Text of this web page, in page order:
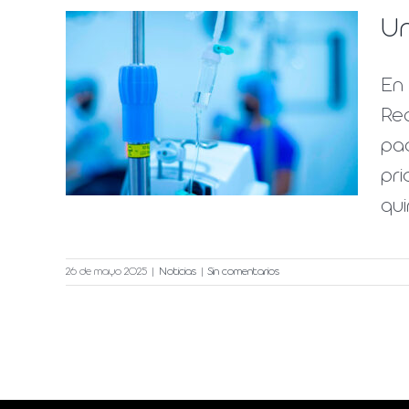
26 de mayo 2025 Noticias Sin comentarios